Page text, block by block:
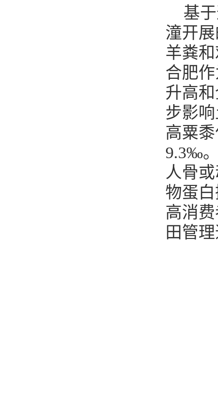
基
潼开
羊粪
合肥
升高
步影
高粟
9.3‰
人骨
物蛋
高消
田管